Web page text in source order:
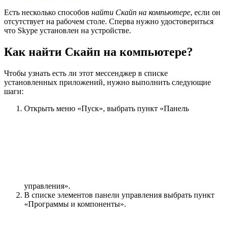
Есть несколько способов найти Скайп на компьютере, если он
отсутствует на рабочем столе. Сперва нужно удостовериться
что Skype установлен на устройстве.
Как найти Скайп на компьютере?
Чтобы узнать есть ли этот мессенджер в списке
установленных приложений, нужно выполнить следующие
шаги:
Открыть меню «Пуск», выбрать пункт «Панель
управления».
В списке элементов панели управления выбрать пункт
«Программы и компоненты».